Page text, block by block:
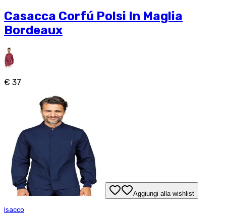
Casacca Corfú Polsi In Maglia
Bordeaux
€ 37
Aggiungi alla wishlist
Isacco